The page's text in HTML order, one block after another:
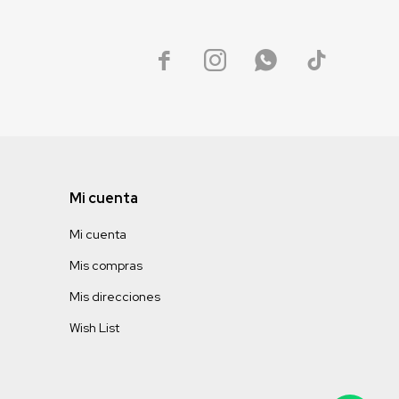
   
Mi cuenta
Mi cuenta
Mis compras
Mis direcciones
Wish List